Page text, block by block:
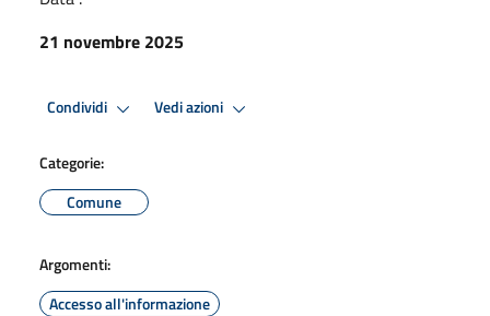
21 novembre 2025
Condividi Vedi azioni
Categorie:
Comune
Argomenti:
Accesso all'informazione